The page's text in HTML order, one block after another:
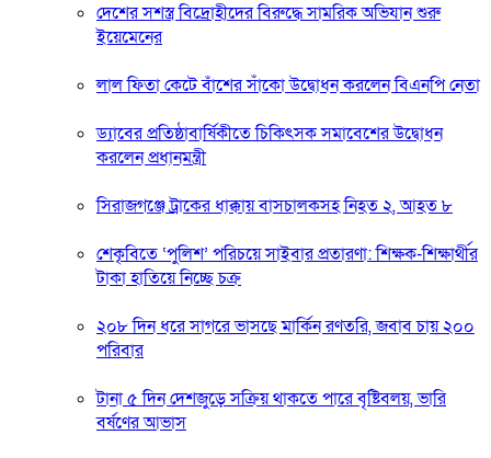
দেশের সশস্ত্র বিদ্রোহীদের বিরুদ্ধে সামরিক অভিযান শুরু
ইয়েমেনের
লাল ফিতা কেটে বাঁশের সাঁকো উদ্বোধন করলেন বিএনপি নেতা
ড্যাবের প্রতিষ্ঠাবার্ষিকীতে চিকিৎসক সমাবেশের উদ্বোধন
করলেন প্রধানমন্ত্রী
সিরাজগঞ্জে ট্রাকের ধাক্কায় বাসচালকসহ নিহত ২, আহত ৮
শেকৃবিতে ‘পুলিশ’ পরিচয়ে সাইবার প্রতারণা: শিক্ষক-শিক্ষার্থীর
টাকা হাতিয়ে নিচ্ছে চক্র
২০৮ দিন ধরে সাগরে ভাসছে মার্কিন রণতরি, জবাব চায় ২০০
পরিবার
টানা ৫ দিন দেশজুড়ে সক্রিয় থাকতে পারে বৃষ্টিবলয়, ভারি
বর্ষণের আভাস